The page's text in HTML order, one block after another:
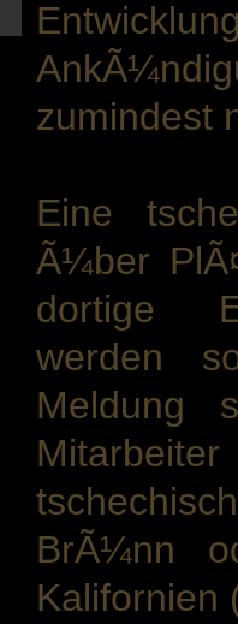
zumindest
Eine
Ã¼ber
dortige
werden
Meldung
BrÃ¼nn
Kalifornien